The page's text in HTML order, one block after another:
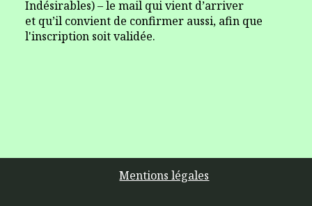
Indésirables) – le mail qui vient d’arriver
et qu’il convient de confirmer aussi, afin que
l'inscription soit validée.
Mentions légales